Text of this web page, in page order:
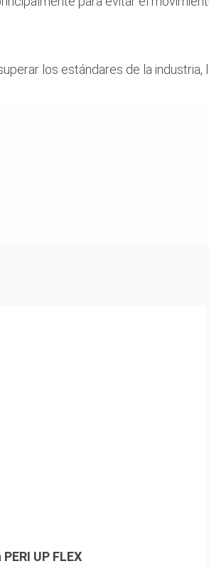
los estándares de la industria,
UP FLEX